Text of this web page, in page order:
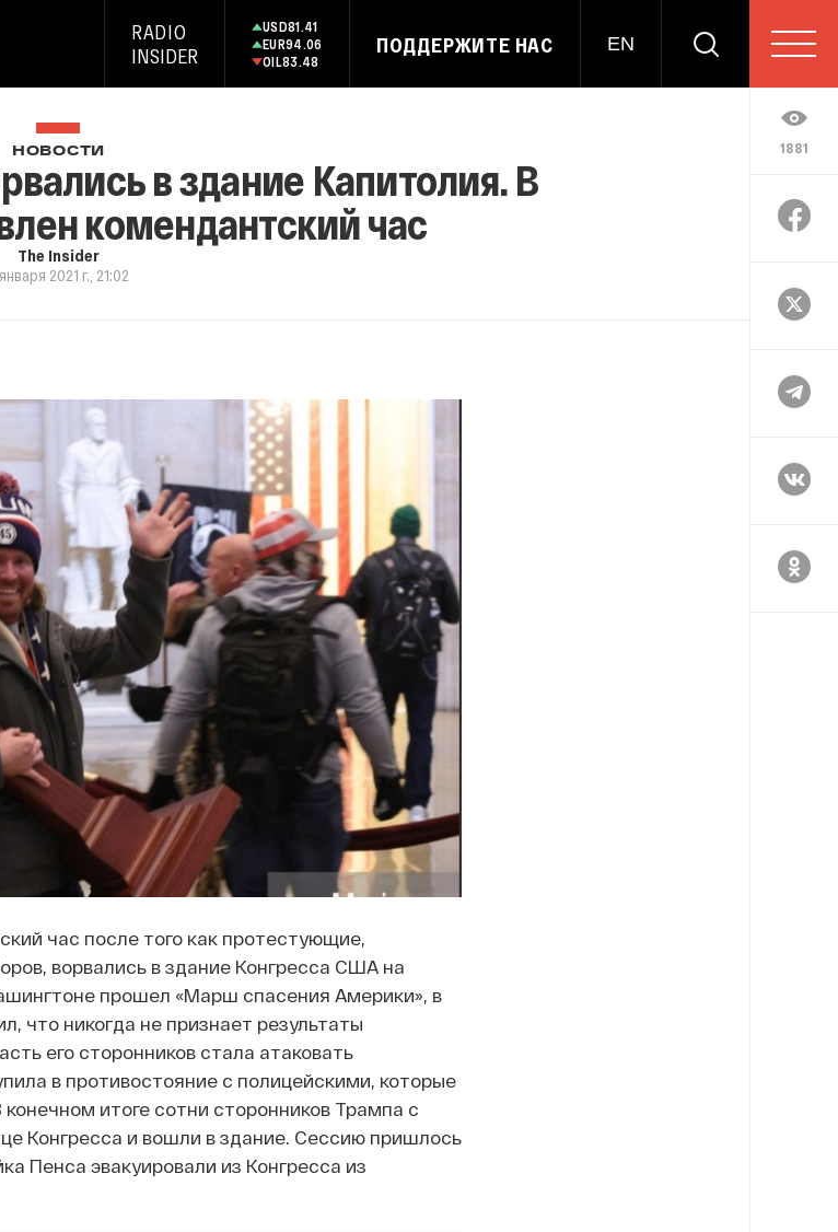
RADIO
INSIDER
USD81.41
EUR94.06
OIL83.48
ПОДДЕРЖИТЕ НАС EN
1881
НОВОСТИ
в здание Капитолия. В
комендантский час
The Insider
2021 г., 21:02
час после того как протестующие,
ворвались в здание Конгресса США на
прошел «Марш спасения Америки», в
что никогда не признает результаты
его сторонников стала атаковать
в противостояние с полицейскими, которые
итоге сотни сторонников Трампа с
Конгресса и вошли в здание. Сессию пришлось
Пенса эвакуировали из Конгресса из